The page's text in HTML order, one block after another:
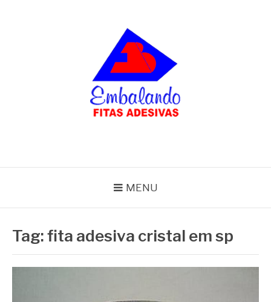
MENU
Tag:fita adesiva cristal em sp